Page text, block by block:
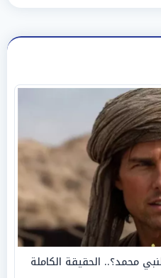
محمد؟.. الحقيقة الكاملة